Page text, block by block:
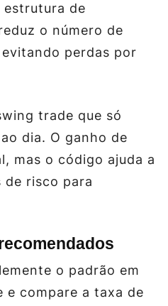
estrutura de
o número de
perdas por
trade que só
dia. O ganho de
mas o código ajuda a
de risco para
o padrão em
e compare a taxa de